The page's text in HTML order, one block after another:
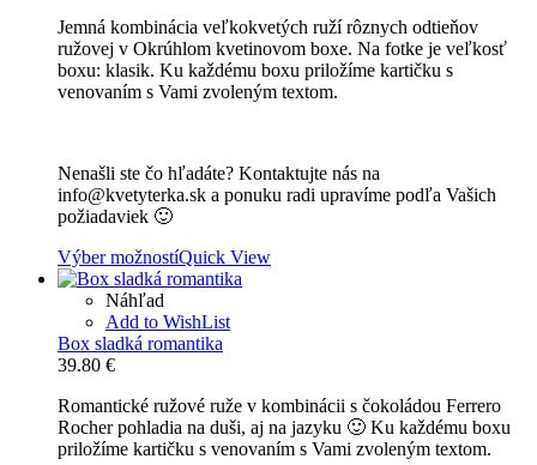
27.90 €
through
75.10 €
Jemná kombinácia veľkokvetých ruží rôznych odtieňov
ružovej v Okrúhlom kvetinovom boxe. Na fotke je veľkosť
boxu: klasik. Ku každému boxu priložíme kartičku s
venovaním s Vami zvoleným textom.
Nenašli ste čo hľadáte? Kontaktujte nás na
info@kvetyterka.sk a ponuku radi upravíme podľa Vašich
požiadaviek 🙂
Výber možnostíQuick View
Náhľad
Add to WishList
Box sladká romantika
39.80 €
Romantické ružové ruže v kombinácii s čokoládou Ferrero
Rocher pohladia na duši, aj na jazyku 🙂 Ku každému boxu
priložíme kartičku s venovaním s Vami zvoleným textom.